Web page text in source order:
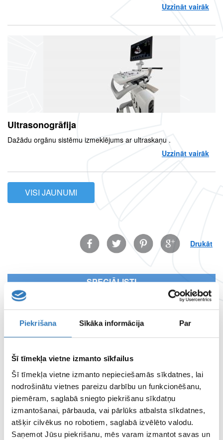
Piekrišana Sīkāka informācija Par
Šī tīmekļa vietne izmanto sīkfailus
Šī tīmekļa vietne izmanto nepieciešamās sīkdatnes, lai
nodrošinātu vietnes pareizu darbību un funkcionēšanu,
piemēram, saglabā sniegto piekrišanu sīkdatņu
izmantošanai, pārbauda, vai pārlūks atbalsta sīkdatnes,
atšķir cilvēkus no robotiem, saglabā izvēlēto valodu.
Saņemot Jūsu piekrišanu, mēs varam izmantot savas un
Uzzināt vairāk
Ultrasonogrāfija
Dažādu orgānu sistēmu izmeklējums ar ultraskaņu .
Uzzināt vairāk
VISI JAUNUMI
FacebookTwitter Pinterest Google Drukāt
SPECIĀLISTI
APDROŠINĀTĀJI
ATTĀLINĀTĀS DIAGNOSTIKAS CENTRS
FILIĀĻU DARBA LAIKI
LAPAS
LIETOŠANAS